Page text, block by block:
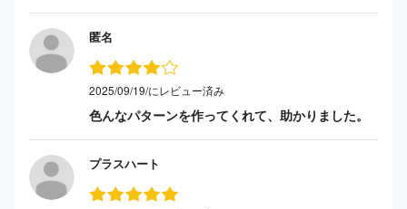
匿名
2025/09/19/にレビュー済み
色んなパターンを作ってくれて、助かりました。
プラスハート